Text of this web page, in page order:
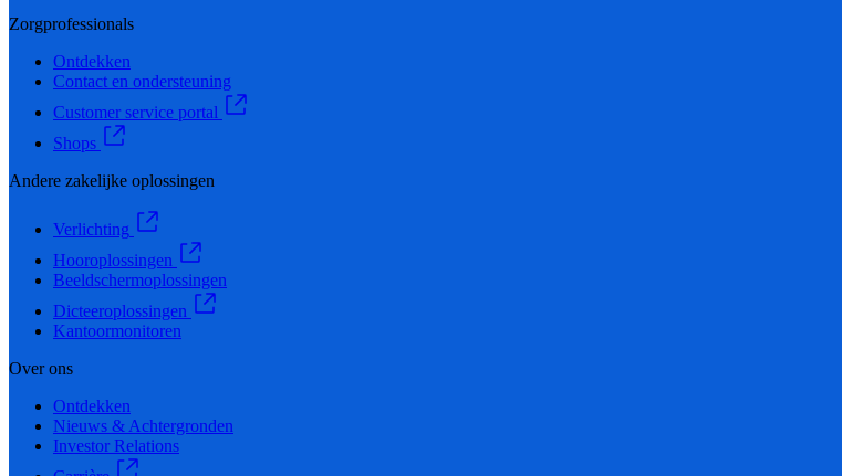
Zorgprofessionals
Ontdekken
Contact en ondersteuning
Customer service portal
Shops
Andere zakelijke oplossingen
Verlichting
Hooroplossingen
Beeldschermoplossingen
Dicteeroplossingen
Kantoormonitoren
Over ons
Ontdekken
Nieuws & Achtergronden
Investor Relations